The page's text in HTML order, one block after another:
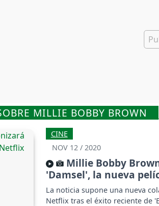
MILLIE BOBBY BROWN
CINE
NOV 12 / 2020
Millie Bobby
'Damsel', la nueva
La noticia supone una nueva
Netflix tras el éxito reciente de